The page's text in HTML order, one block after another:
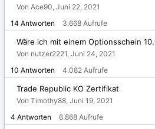
Von Ace90, Juni 22, 2021
14 Antworten 3.668 Aufrufe
Wäre ich mit einem Optionsschein
Von nutzer2221, Juni 24, 2021
10 Antworten 4.082 Aufrufe
Trade Republic KO Zertifikat
Von Timothy88, Juni 19, 2021
4 Antworten 6.868 Aufrufe